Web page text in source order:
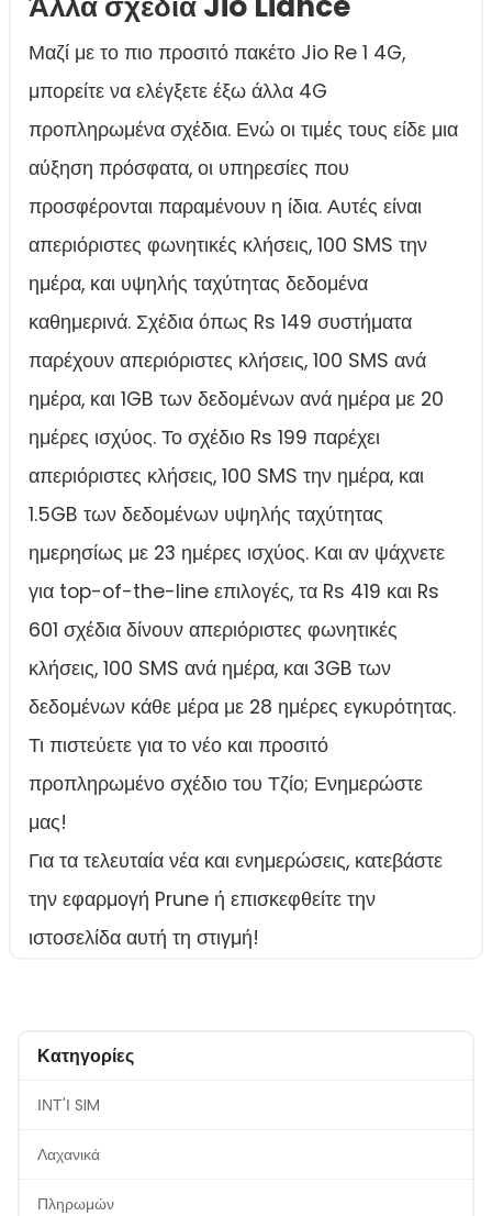
Μαζί με το πιο προσιτό πακέτο Jio Re 1 4G,
μπορείτε να ελέγξετε έξω άλλα 4G
προπληρωμένα σχέδια. Ενώ οι τιμές τους είδε μια
αύξηση πρόσφατα, οι υπηρεσίες που
προσφέρονται παραμένουν η ίδια. Αυτές είναι
απεριόριστες φωνητικές κλήσεις, 100 SMS την
ημέρα, και υψηλής ταχύτητας δεδομένα
καθημερινά. Σχέδια όπως Rs 149 συστήματα
παρέχουν απεριόριστες κλήσεις, 100 SMS ανά
ημέρα, και 1GB των δεδομένων ανά ημέρα με 20
ημέρες ισχύος. Το σχέδιο Rs 199 παρέχει
απεριόριστες κλήσεις, 100 SMS την ημέρα, και
1.5GB των δεδομένων υψηλής ταχύτητας
ημερησίως με 23 ημέρες ισχύος. Και αν ψάχνετε
για top-of-the-line επιλογές, τα Rs 419 και Rs
601 σχέδια δίνουν απεριόριστες φωνητικές
κλήσεις, 100 SMS ανά ημέρα, και 3GB των
δεδομένων κάθε μέρα με 28 ημέρες εγκυρότητας.
Τι πιστεύετε για το νέο και προσιτό
προπληρωμένο σχέδιο του Τζίο; Ενημερώστε
μας!
Για τα τελευταία νέα και ενημερώσεις, κατεβάστε
την εφαρμογή Prune ή επισκεφθείτε την
ιστοσελίδα αυτή τη στιγμή!
Κατηγορίες
ΙΝΤ'Ι SIM
Λαχανικά
Πληρωμών